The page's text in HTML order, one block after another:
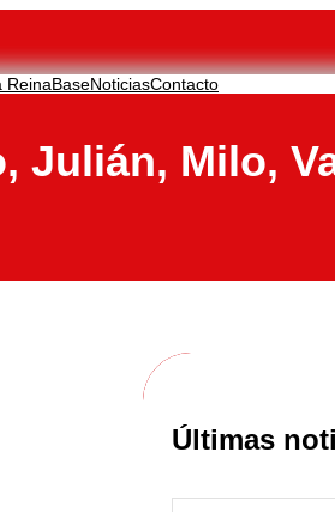
ReinaBaseNoticiasContacto
Julián, Milo,
Últimas